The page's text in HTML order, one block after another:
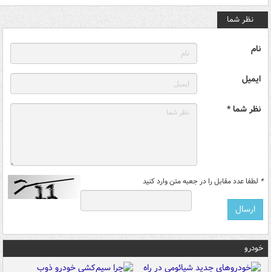
نظر شما
نام
ایمیل
نظر شما *
* لطفا عدد مقابل را در جعبه متن وارد کنید
خودرو